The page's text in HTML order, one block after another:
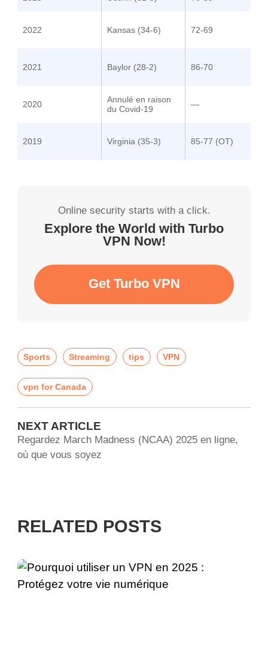
2022 Kansas (34-6) 72-69
2021 Baylor (28-2) 86-70
2020
Annulé en raison
du Covid-19
—
2019 Virginia (35-3) 85-77 (OT)
Online security starts with a click.
Explore the World with Turbo
VPN Now!
Get Turbo VPN
Sports Streaming tips VPN
vpn for Canada
NEXT ARTICLE
Regardez March Madness (NCAA) 2025 en ligne,
où que vous soyez
RELATED POSTS